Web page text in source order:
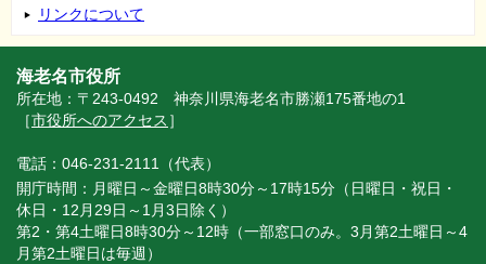
リンクについて
海老名市役所
所在地：〒243-0492 神奈川県海老名市勝瀬175番地の1
［市役所へのアクセス ］
電話：046-231-2111（代表）
開庁時間：月曜日～金曜日8時30分～17時15分（日曜日・祝日・
休日・12月29日～1月3日除く）
第2・第4土曜日8時30分～12時（一部窓口のみ。3月第2土曜日～4
月第2土曜日は毎週）